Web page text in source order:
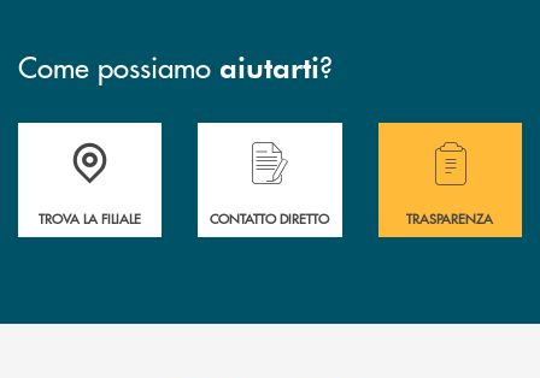
Come possiamo aiutarti?
Accedi all'elenco completo delle filiali di Bcc Sarsina.
TROVA LA FILIALE
Hai bisogno di assistenza immediata ?
CONTATTO DIRETTO
Hai bisogno di
TRASPARENZA